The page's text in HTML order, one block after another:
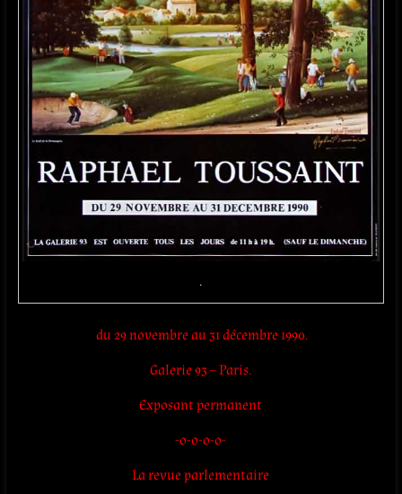
.
du 29 novembre au 31 décembre 1990.
Galerie 93 – Paris.
Exposant permanent
-o-o-o-o-
La revue parlementaire